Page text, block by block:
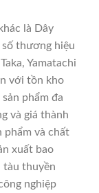
là Dây
số thương hiệu
Yamatachi
với tồn kho
phẩm đa
và giá thành
phẩm và chất
xuất bao
tàu thuyền
nghiệp